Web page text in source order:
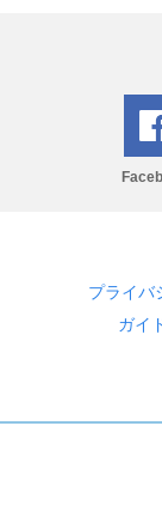
プライバ
ガイ